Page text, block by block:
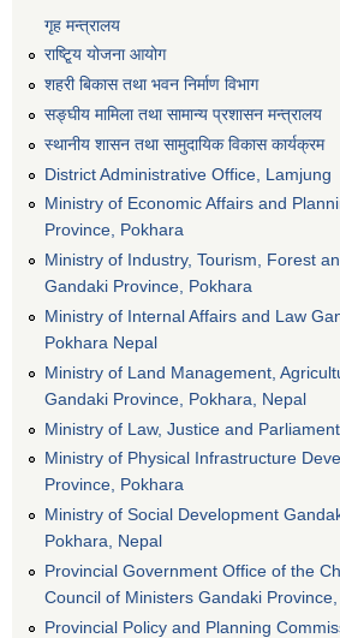
गृह मन्त्रालय
राष्टि्ृय योजना आयोग
शहरी बिकास तथा भवन निर्माण विभाग
सङ्घीय मामिला तथा सामान्य प्रशासन मन्त्रालय
स्थानीय शासन तथा सामुदायिक विकास कार्यक्रम
District Administrative Office, Lamjung
Ministry of Economic Affairs and
Province, Pokhara
Ministry of Industry, Tourism, Forest
Gandaki Province, Pokhara
Ministry of Internal Affairs and Law
Pokhara Nepal
Ministry of Land Management,
Gandaki Province, Pokhara, Nepal
Ministry of Law, Justice and
Ministry of Physical Infrastructure
Province, Pokhara
Ministry of Social Development
Pokhara, Nepal
Provincial Government Office of the
Council of Ministers Gandaki
Provincial Policy and Planning